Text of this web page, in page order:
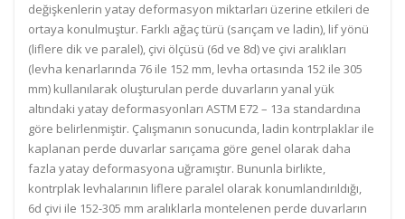
değişkenlerin yatay deformasyon miktarları üzerine etkileri de
ortaya konulmuştur. Farklı ağaç türü (sarıçam ve ladin), lif yönü
(liflere dik ve paralel), çivi ölçüsü (6d ve 8d) ve çivi aralıkları
(levha kenarlarında 76 ile 152 mm, levha ortasında 152 ile 305
mm) kullanılarak oluşturulan perde duvarların yanal yük
altındaki yatay deformasyonları ASTM E72 – 13a standardına
göre belirlenmiştir. Çalışmanın sonucunda, ladin kontrplaklar ile
kaplanan perde duvarlar sarıçama göre genel olarak daha
fazla yatay deformasyona uğramıştır. Bununla birlikte,
kontrplak levhalarının liflere paralel olarak konumlandırıldığı,
6d çivi ile 152-305 mm aralıklarla montelenen perde duvarların